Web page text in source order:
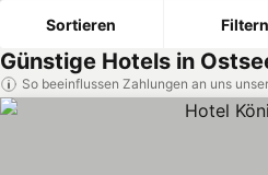
Sortieren Filtern
Günstige Hotels in
So beeinflussen Zahlungen an uns